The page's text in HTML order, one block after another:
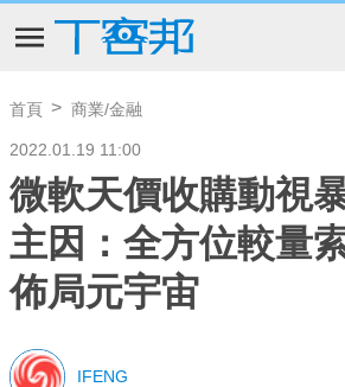
首頁 商業/金融
2022.01.19 11:00
微軟天價收購動視
主因：全方位較量
佈局元宇宙
IFENG